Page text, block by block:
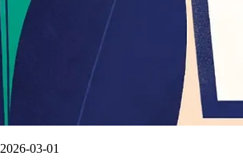
2026-03-01